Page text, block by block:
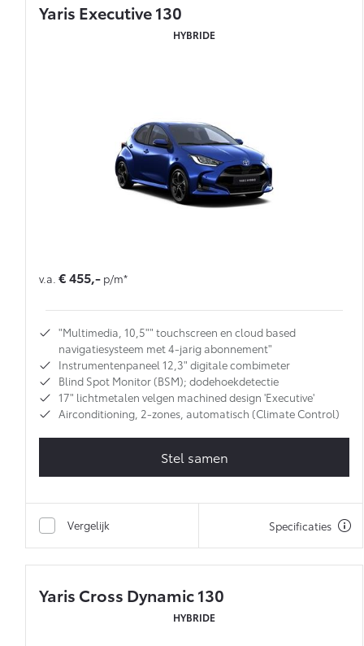
Yaris Executive 130
HYBRIDE
v.a. € 455,- p/m*
"Multimedia, 10,5"" touchscreen en cloud based
navigatiesysteem met 4-jarig abonnement"
Instrumentenpaneel 12,3" digitale combimeter
Blind Spot Monitor (BSM); dodehoekdetectie
17" lichtmetalen velgen machined design 'Executive'
Airconditioning, 2-zones, automatisch (Climate Control)
Stel samen
Vergelijk Specificaties
Yaris Cross Dynamic 130
HYBRIDE